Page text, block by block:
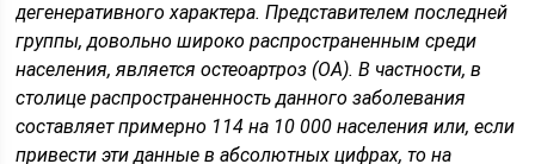
дегенеративного характера. Представителем последней
группы, довольно широко распространенным среди
населения, является остеоартроз (ОА). В частности, в
столице распространенность данного заболевания
составляет примерно 114 на 10 000 населения или, если
привести эти данные в абсолютных цифрах, то на